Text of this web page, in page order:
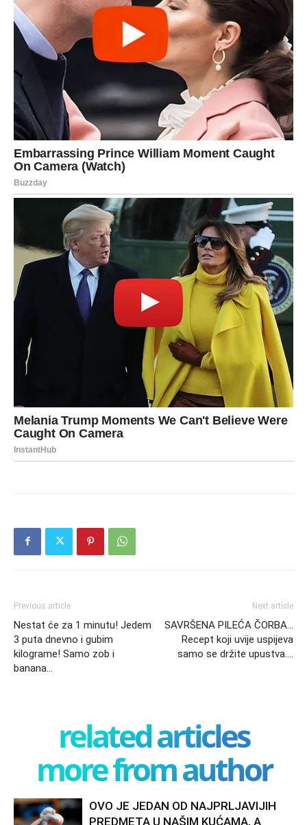
Previous article
Nestat će za 1 minutu! Jedem
3 puta dnevno i gubim
kilograme! Samo zob i
banana…
Next article
SAVRŠENA PILEĆA ČORBA…
Recept koji uvije uspijeva
samo se držite upustva….
related articles
more from author
OVO JE JEDAN OD NAJPRLJAVIJIH
PREDMETA U NAŠIM KUĆAMA, A